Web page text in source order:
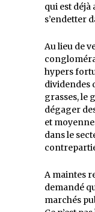
qui est déjà
s’endetter
Au lieu de
hypers
dividendes
grasses, le
dégager
et
dans le
A maintes
demandé
marchés